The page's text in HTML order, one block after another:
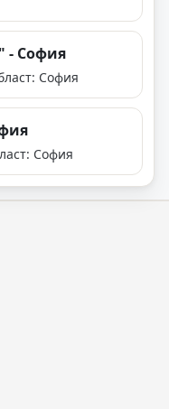
- София
София
София